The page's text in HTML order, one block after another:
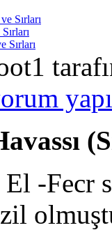
Sırları
Sırları
-Fecr